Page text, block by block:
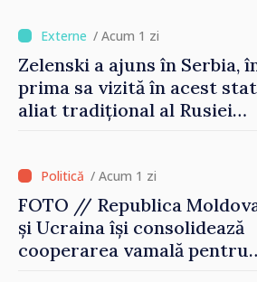
/ Acum 1 zi
Zelenski a ajuns în Serbia,
prima sa vizită în acest stat
aliat tradițional al Rusiei
/ Acum 1 zi
FOTO // Republica
și Ucraina își consolidează
cooperarea vamală pentru